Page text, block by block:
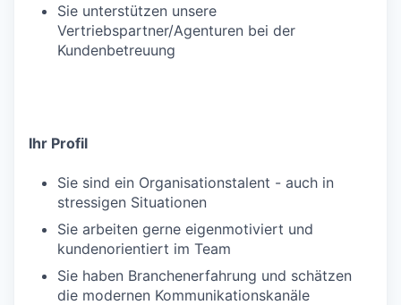
Sie unterstützen unsere
Vertriebspartner/Agenturen bei der
Kundenbetreuung
Ihr Profil
Sie sind ein Organisationstalent - auch in
stressigen Situationen
Sie arbeiten gerne eigenmotiviert und
kundenorientiert im Team
Sie haben Branchenerfahrung und schätzen
die modernen Kommunikationskanäle